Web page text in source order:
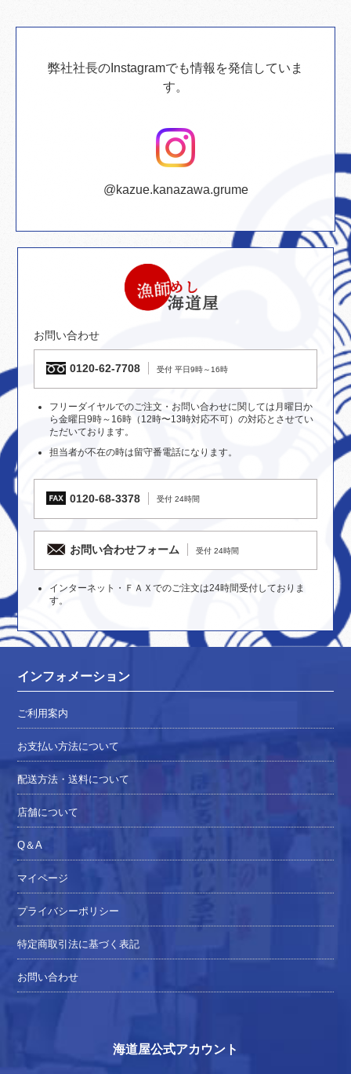
弊社社長のInstagramでも情報を発信していま
す。
@kazue.kanazawa.grume
お問い合わせ
0120-62-7708 受付 平日9時～16時
フリーダイヤルでのご注文・お問い合わせに関しては月曜日か
ら金曜日9時～16時（12時〜13時対応不可）の対応とさせてい
ただいております。
担当者が不在の時は留守番電話になります。
0120-68-3378 受付 24時間
お問い合わせフォーム 受付 24時間
インターネット・ＦＡＸでのご注文は24時間受付しておりま
す。
インフォメーション
ご利用案内
お支払い方法について
配送方法・送料について
店舗について
Q＆A
マイページ
プライバシーポリシー
特定商取引法に基づく表記
お問い合わせ
海道屋公式アカウント